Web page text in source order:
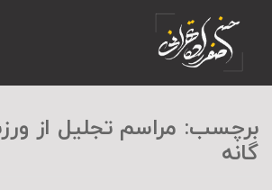
برچسب: مراسم تجلیل از
گانه